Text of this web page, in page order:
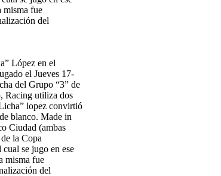
López en el
el Jueves 17-
del Grupo “3” de
Racing utiliza dos
lopez convirtió
blanco. Made in
Ciudad (ambas
la Copa
se jugo en ese
misma fue
del